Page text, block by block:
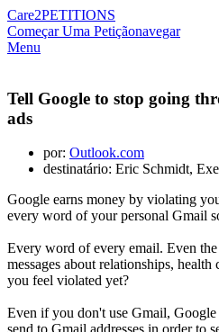
Care2PETITIONS
Começar Uma Petiçãonavegar
Menu
Tell Google to stop going
ads
por: Outlook.com
destinatário: Eric Schmidt,
Google earns money by violating
every word of your personal Gmail
Every word of every email. Even
messages about relationships,
you feel violated yet?
Even if you don't use Gmail,